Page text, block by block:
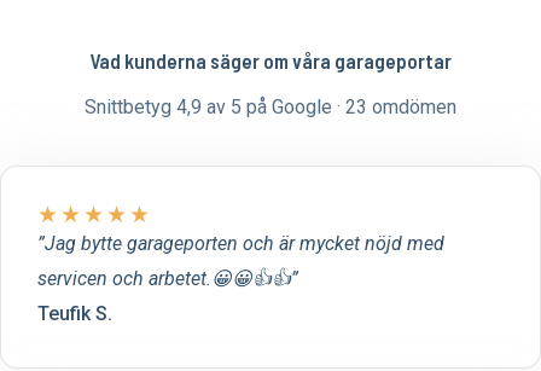
Vad kunderna säger om våra garageportar
Snittbetyg 4,9 av 5 på Google · 23 omdömen
★★★★★
Jag bytte garageporten och är mycket nöjd med
servicen och arbetet.😀😀👍👍
Teufik S.